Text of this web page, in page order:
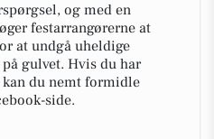
og med en
festarrangørerne at
at undgå uheldige
gulvet. Hvis du har
du nemt formidle
side.